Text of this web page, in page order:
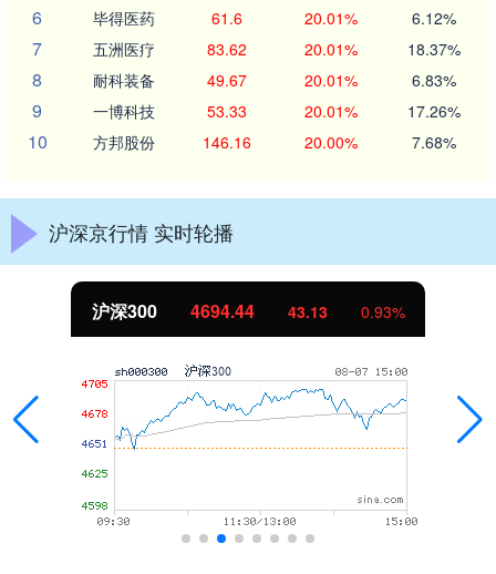
6 毕得医药 61.6 20.01% 6.12%
7 五洲医疗 83.62 20.01% 18.37%
8 耐科装备 49.67 20.01% 6.83%
9 一博科技 53.33 20.01% 17.26%
10 方邦股份 146.16 20.00% 7.68%
沪深京行情 实时轮播
沪深300 4694.44 43.13 0.93%